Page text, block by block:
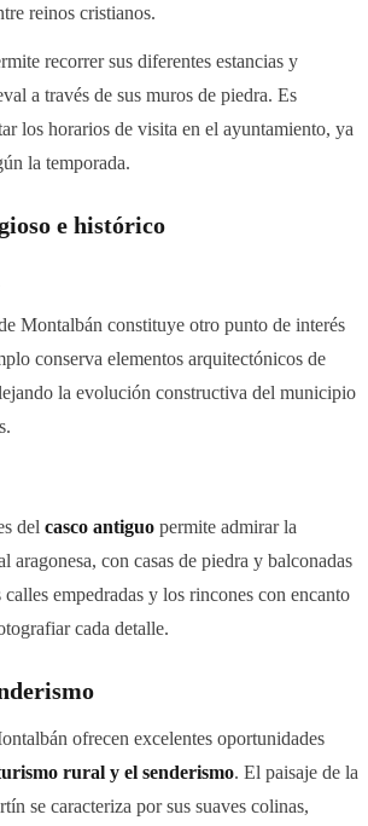
reinos cristianos.
recorrer sus diferentes estancias y
a través de sus muros de piedra. Es
los horarios de visita en el ayuntamiento, ya
la temporada.
e histórico
Montalbán constituye otro punto de interés
conserva elementos arquitectónicos de
la evolución constructiva del municipio
del casco antiguo permite admirar la
aragonesa, con casas de piedra y balconadas
empedradas y los rincones con encanto
cada detalle.
ofrecen excelentes oportunidades
rural y el senderismo. El paisaje de la
se caracteriza por sus suaves colinas,